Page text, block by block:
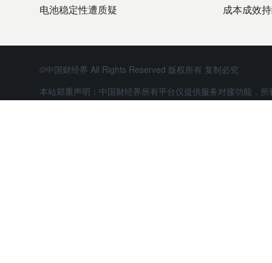
电池稳定性遭质疑
成本成效
©中国财经界 All Rights Reserved 版权所有 复制必究
本站郑重声明：中国财经界所有平台仅提供服务对接功能，